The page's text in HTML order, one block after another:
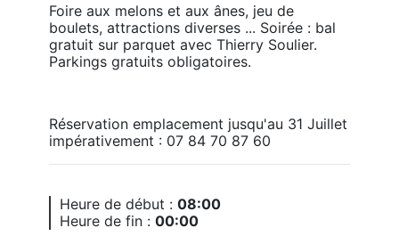
Foire aux melons et aux ânes, jeu de
boulets, attractions diverses ... Soirée : bal
gratuit sur parquet avec Thierry Soulier.
Parkings gratuits obligatoires.
Réservation emplacement jusqu'au 31 Juillet
impérativement : 07 84 70 87 60
Heure de début : 08:00
Heure de fin : 00:00